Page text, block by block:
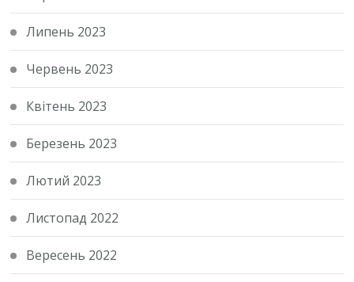
Липень 2023
Червень 2023
Квітень 2023
Березень 2023
Лютий 2023
Листопад 2022
Вересень 2022